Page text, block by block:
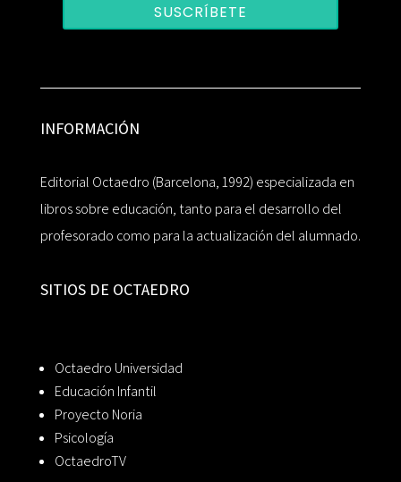
SUSCRÍBETE
INFORMACIÓN
Editorial Octaedro (Barcelona, 1992) especializada en
libros sobre educación, tanto para el desarrollo del
profesorado como para la actualización del alumnado.
SITIOS DE OCTAEDRO
Octaedro Universidad
Educación Infantil
Proyecto Noria
Psicología
OctaedroTV